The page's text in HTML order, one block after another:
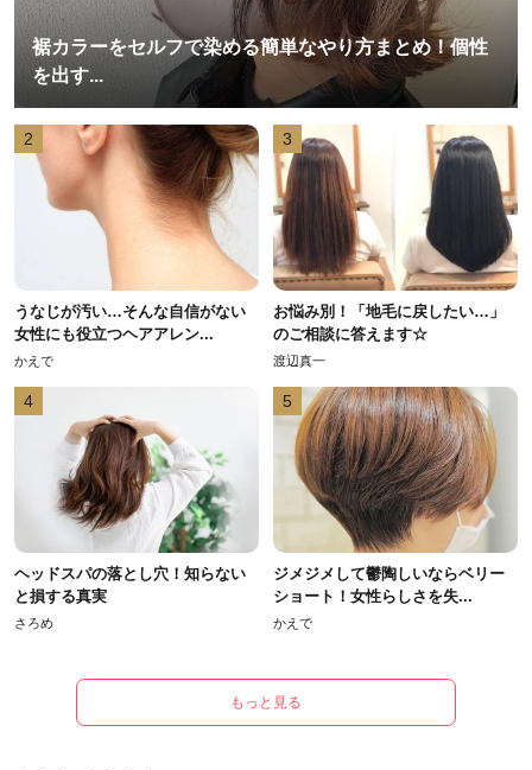
裾カラーをセルフで染める簡単なやり方まとめ！個性
を出す...
2
うなじが汚い…そんな自信がない
女性にも役立つヘアアレン...
かえで
3
お悩み別！「地毛に戻したい…」
のご相談に答えます☆
渡辺真一
4
ヘッドスパの落とし穴！知らない
と損する真実
さろめ
5
ジメジメして鬱陶しいならベリー
ショート！女性らしさを失...
かえで
もっと見る